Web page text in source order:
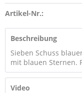
Artikel-Nr.:
Beschreibung
Sieben Schuss
mit blauen Sternen.
Video